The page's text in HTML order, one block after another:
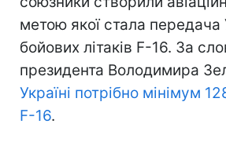
метою якої стала передача
бойових літаків F-16. За
президента Володимира
Україні потрібно мінімум
F-16.